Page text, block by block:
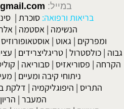
במייל:
בריאות ורפואה: סוכרת |
הנשימה | אסטמה |
ומפרקים | גאוט | אוסטאופורוזיס
גבוה |כולסטרול |טריגליצרידים |
הקרחה | פסוריאזיס |סבוריאה |
ניתוחי קיבה ומעיים |
התריס | היפוגליקמיה | דלקת
המעבר |